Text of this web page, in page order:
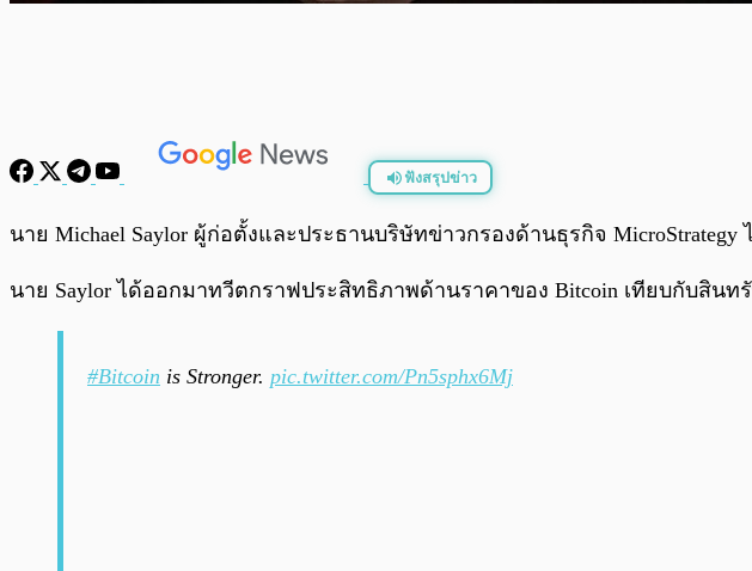
ฟังสรุปข่าว
พร้อมเล่น
นาย Michael Saylor ผู้ก่อตั้งและประธานบริษัทข่าวกรองด้านธุรกิจ
นาย Saylor ได้ออกมาทวีตกราฟประสิทธิภาพด้านราคาของ Bitcoin เทียบกับสิน
#Bitcoin is Stronger. pic.twitter.com/Pn5sphx6Mj